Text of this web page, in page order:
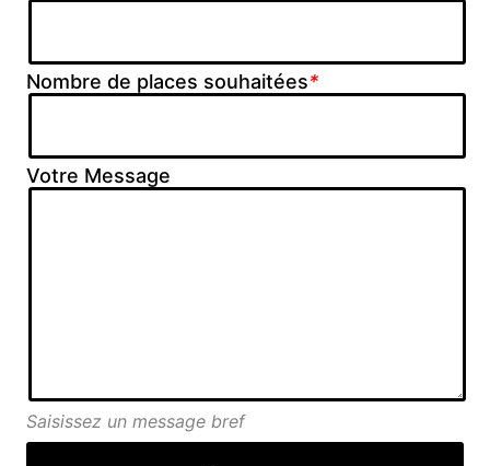
Nombre de places souhaitées*
Votre Message
Saisissez un message bref